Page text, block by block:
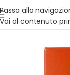
Passa alla
Vai al contenuto
Vuoi